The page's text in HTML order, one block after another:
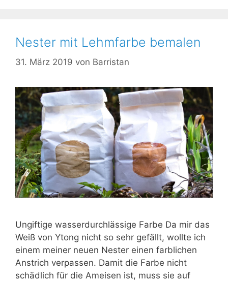
Nester mit Lehmfarbe bemalen
31. März 2019 von Barristan
Ungiftige wasserdurchlässige Farbe Da mir das
Weiß von Ytong nicht so sehr gefällt, wollte ich
einem meiner neuen Nester einen farblichen
Anstrich verpassen. Damit die Farbe nicht
schädlich für die Ameisen ist, muss sie auf